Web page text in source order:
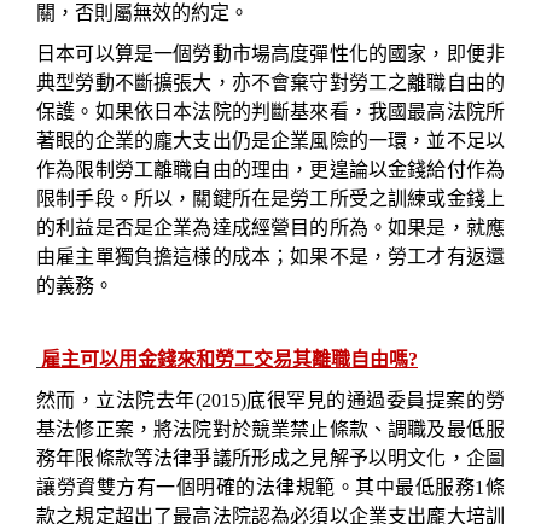
關，否則屬無效的約定。
日本可以算是一個勞動市場高度彈性化的國家，即便非
典型勞動不斷擴張大，亦不會棄守對勞工之離職自由的
保護。如果依日本法院的判斷基來看，我國最高法院所
著眼的企業的龐大支出仍是企業風險的一環，並不足以
作為限制勞工離職自由的理由，更遑論以金錢給付作為
限制手段。所以，關鍵所在是勞工所受之訓練或金錢上
的利益是否是企業為達成經營目的所為。如果是，就應
由雇主單獨負擔這様的成本；如果不是，勞工才有返還
的義務。
雇主可以用金錢來和勞工交易其離職自由嗎?
然而，立法院去年(2015)底很罕見的通過委員提案的勞
基法修正案，將法院對於競業禁止條款、調職及最低服
務年限條款等法律爭議所形成之見解予以明文化，企圖
讓勞資雙方有一個明確的法律規範。其中最低服務1 條
款之規定超出了最高法院認為必須以企業支出龐大培訓